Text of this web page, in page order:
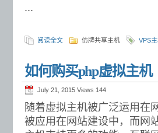
...
阅读全文 仿牌共享主机 VPS
如何购买php虚拟主机
July 21, 2015 Views 144
随着虚拟主机被广泛运用在
被应用在网站建设中，而网